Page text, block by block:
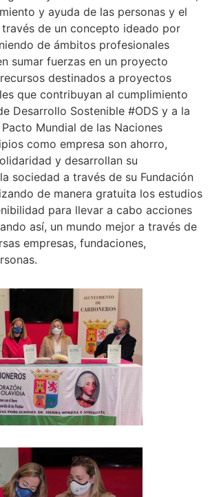
y ayuda de las personas y el
de un concepto ideado por
de ámbitos profesionales
sumar fuerzas en un proyecto
destinados a proyectos
que contribuyan al cumplimiento
Desarrollo Sostenible #ODS y a la
Mundial de las Naciones
como empresa son ahorro,
y desarrollan su
sociedad a través de su Fundación
de manera gratuita los estudios
para llevar a cabo acciones
así, un mundo mejor a través de
empresas, fundaciones,